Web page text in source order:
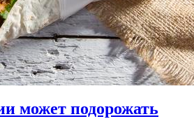
может подорожать